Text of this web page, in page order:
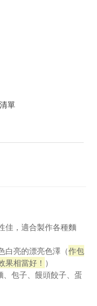
單
佳，適合製作各種麵
白亮的漂亮色澤（作包
果相當好！ ）
包子、饅頭餃子、蛋